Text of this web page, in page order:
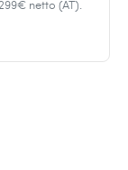
netto (AT).